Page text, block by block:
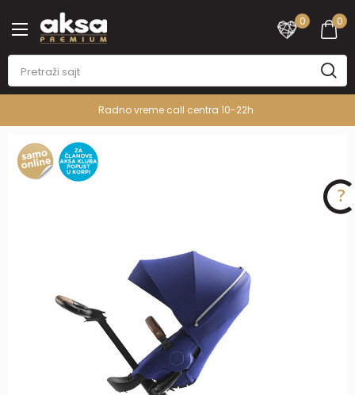
0
0
Radno vreme call centra 10-22h